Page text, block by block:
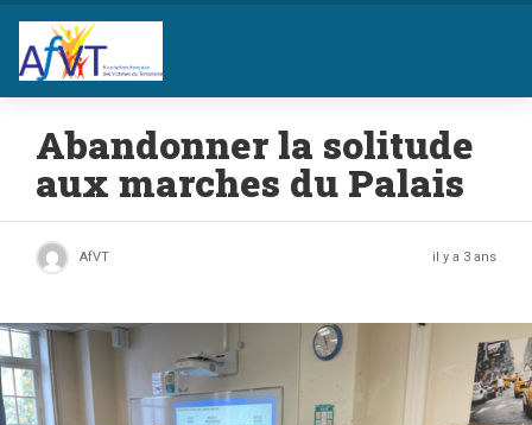
Abandonner la solitude
aux marches du Palais
AfVT il y a 3 ans